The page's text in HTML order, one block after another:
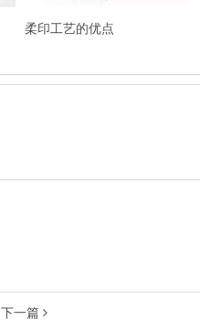
柔印工艺的优点
下一篇